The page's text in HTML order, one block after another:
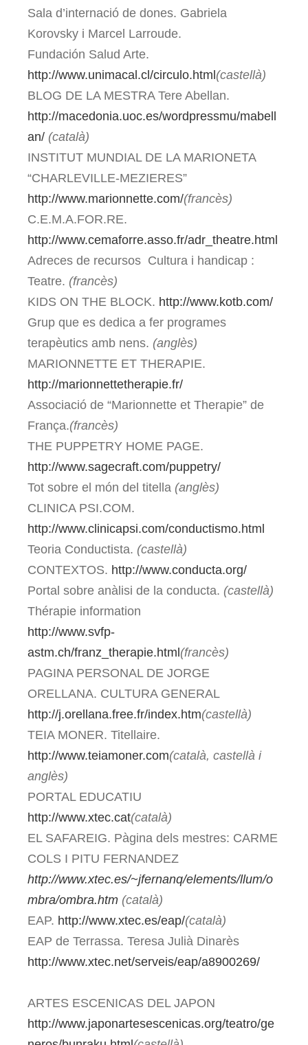
Sala d’internació de dones. Gabriela
Korovsky i Marcel Larroude.
Fundación Salud Arte.
http://www.unimacal.cl/circulo.html (castellà)
BLOG DE LA MESTRA Tere Abellan.
http://macedonia.uoc.es/wordpressmu/mabell
an/ (català)
INSTITUT MUNDIAL DE LA MARIONETA
“CHARLEVILLE-MEZIERES”
http://www.marionnette.com/(francès)
C.E.M.A.FOR.RE.
http://www.cemaforre.asso.fr/adr_theatre.html
Adreces de recursos Cultura i handicap :
Teatre. (francès)
KIDS ON THE BLOCK. http://www.kotb.com/
Grup que es dedica a fer programes
terapèutics amb nens. (anglès)
MARIONNETTE ET THERAPIE.
http://marionnettetherapie.fr/
Associació de “Marionnette et Therapie” de
França.(francès)
THE PUPPETRY HOME PAGE.
http://www.sagecraft.com/puppetry/
Tot sobre el món del titella (anglès)
CLINICA PSI.COM.
http://www.clinicapsi.com/conductismo.html
Teoria Conductista. (castellà)
CONTEXTOS. http://www.conducta.org/
Portal sobre anàlisi de la conducta. (castellà)
Thérapie information
http://www.svfp-
astm.ch/franz_therapie.html (francès)
PAGINA PERSONAL DE JORGE
ORELLANA. CULTURA GENERAL
http://j.orellana.free.fr/index.htm(castellà)
TEIA MONER. Titellaire.
http://www.teiamoner.com(català, castellà i
anglès)
PORTAL EDUCATIU
http://www.xtec.cat(català)
EL SAFAREIG. Pàgina dels mestres: CARME
COLS I PITU FERNANDEZ
http://www.xtec.es/~jfernanq/elements/llum/o
mbra/ombra.htm (català)
EAP. http://www.xtec.es/eap/(català)
EAP de Terrassa. Teresa Julià Dinarès
http://www.xtec.net/serveis/eap/a8900269/
ARTES ESCENICAS DEL JAPON
http://www.japonartesescenicas.org/teatro/ge